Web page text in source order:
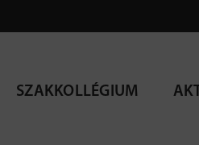
SZAKKOLLÉGIUM